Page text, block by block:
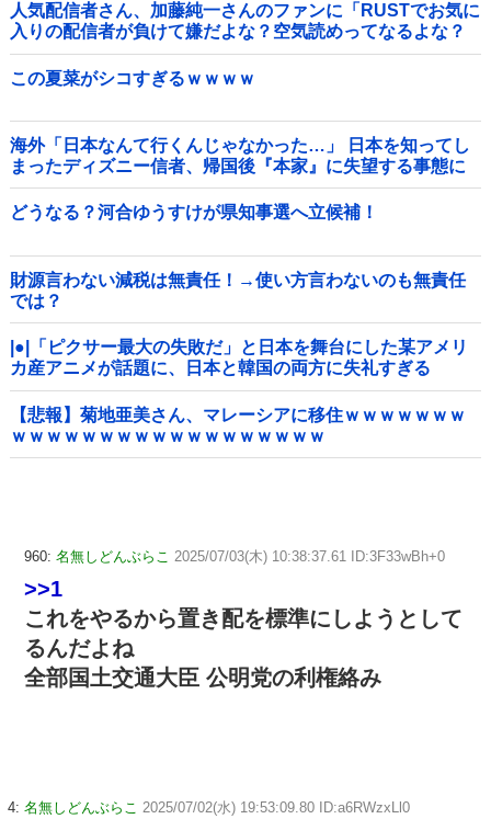
人気配信者さん、加藤純一さんのファンに「RUSTでお気に
入りの配信者が負けて嫌だよな？空気読めってなるよな？
その結果がVCR。お前らVCR向いてるよ」→大炎上他
この夏菜がシコすぎるｗｗｗｗ
海外「日本なんて行くんじゃなかった…」 日本を知ってし
まったディズニー信者、帰国後『本家』に失望する事態に
どうなる？河合ゆうすけが県知事選へ立候補！
財源言わない減税は無責任！→使い方言わないのも無責任
では？
|●|「ピクサー最大の失敗だ」と日本を舞台にした某アメリ
カ産アニメが話題に、日本と韓国の両方に失礼すぎる
わ……
【悲報】菊地亜美さん、マレーシアに移住ｗｗｗｗｗｗｗ
ｗｗｗｗｗｗｗｗｗｗｗｗｗｗｗｗｗｗ
960: 名無しどんぶらこ 2025/07/03(木) 10:38:37.61 ID:3F33wBh+0
>>1
これをやるから置き配を標準にしようとして
るんだよね
全部国土交通大臣 公明党の利権絡み
4: 名無しどんぶらこ 2025/07/02(水) 19:53:09.80 ID:a6RWzxLl0